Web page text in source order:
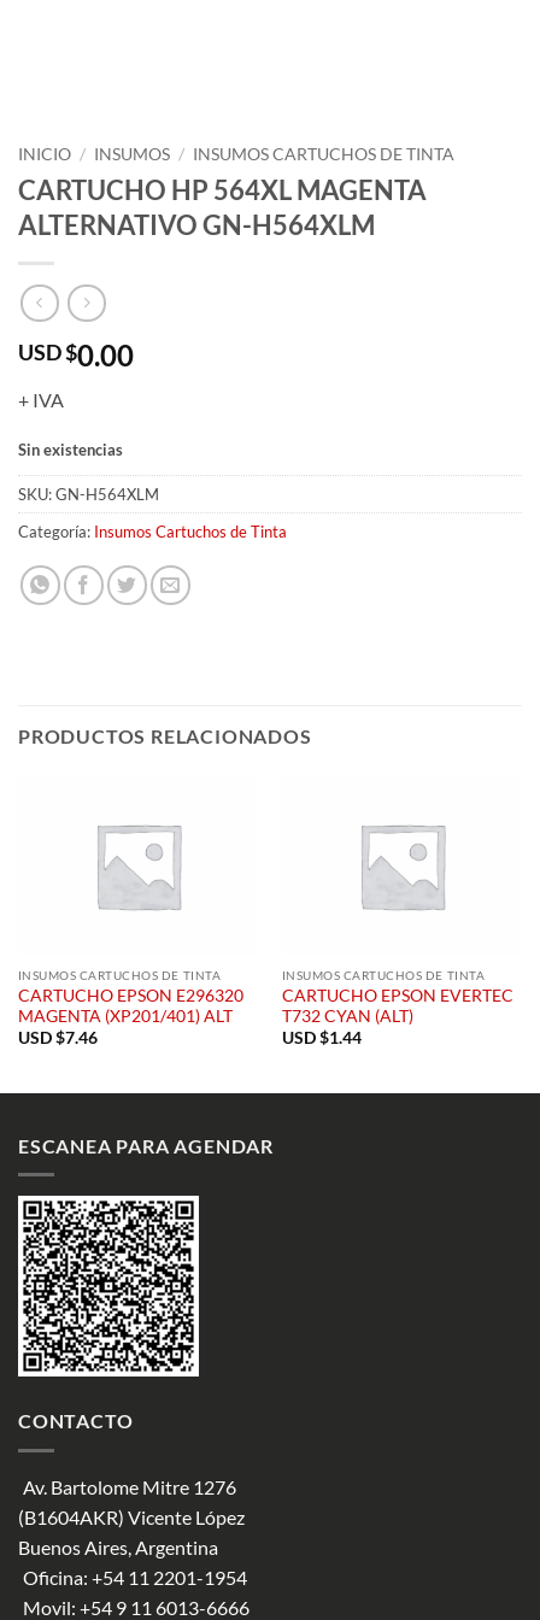
INICIO / INSUMOS / INSUMOS CARTUCHOS DE TINTA
CARTUCHO HP 564XL MAGENTA
ALTERNATIVO GN-H564XLM
USD $0.00
+ IVA
Sin existencias
SKU:GN-H564XLM
Categoría: Insumos Cartuchos de Tinta
PRODUCTOS RELACIONADOS
INSUMOS CARTUCHOS DE TINTA
CARTUCHO EPSON E296320
MAGENTA (XP201/401) ALT
USD $7.46
INSUMOS CARTUCHOS DE TINTA
CARTUCHO EPSON EVERTEC
T732 CYAN (ALT)
USD $1.44
ESCANEA PARA AGENDAR
CONTACTO
Av. Bartolome Mitre 1276
(B1604AKR) Vicente López
Buenos Aires, Argentina
Oficina: +54 11 2201-1954
Movil: +54 9 11 6013-6666